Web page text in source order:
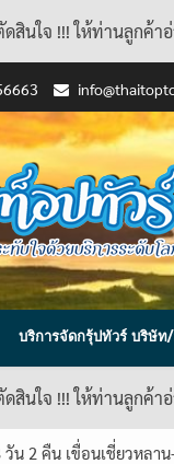
สินใจ !!! ให้ท่านลูกค้
บริการจัดกรุ้ปทัวร์ บริษั
สินใจ !!! ให้ท่านลูกค้
วัน 2 คืน เขื่อนเชี่ยวหลา